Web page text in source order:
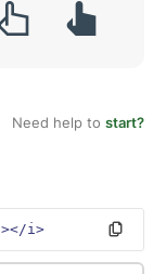
Need help to start?
></i>